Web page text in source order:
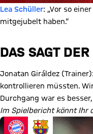
Lea Schüller: „Vor so
mitgejubelt haben.“
DAS SAGT
Jonatan Giráldez
kontrollieren müssten.
Durchgang war es
Im Spielbericht könnt Ihr